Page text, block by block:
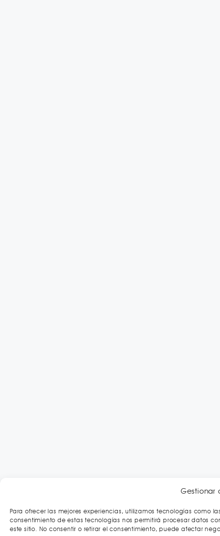
Gestionar
Para ofrecer las mejores experiencias, utilizamos tecnologías como
consentimiento de estas tecnologías nos permitirá procesar datos
este sitio. No consentir o retirar el consentimiento, puede afectar